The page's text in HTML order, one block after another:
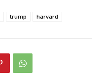
trump harvard